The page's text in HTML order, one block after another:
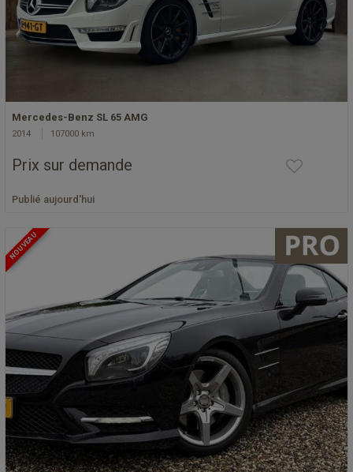
Mercedes-Benz SL 65 AMG
2014 107000 km
Prix sur demande
Publié aujourd'hui
NOUVEAU